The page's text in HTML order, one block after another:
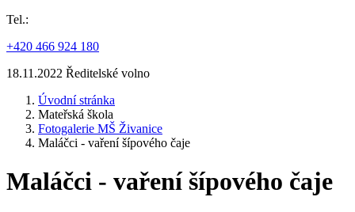
Tel.:
+420 466 924 180
18.11.2022 Ředitelské volno
Úvodní stránka
Mateřská škola
Fotogalerie MŠ Živanice
Maláčci - vaření šípového čaje
Maláčci - vaření šípového čaje